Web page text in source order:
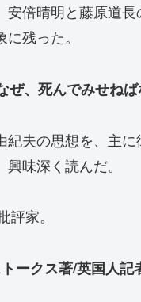
安倍晴明と藤原道
残った。
ぜ、死んでみせね
夫の思想を、主
味深く読んだ。
家。
ークス著/英国人